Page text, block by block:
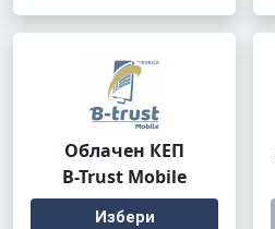
Облачен КЕП
B-Trust Mobile
Избери